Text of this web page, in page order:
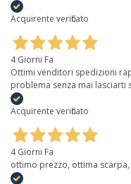
Acquirente verificato
4 Giorni Fa
Ottimi venditori spedizioni
problema senza mai lasciarti
Acquirente verificato
4 Giorni Fa
ottimo prezzo, ottima